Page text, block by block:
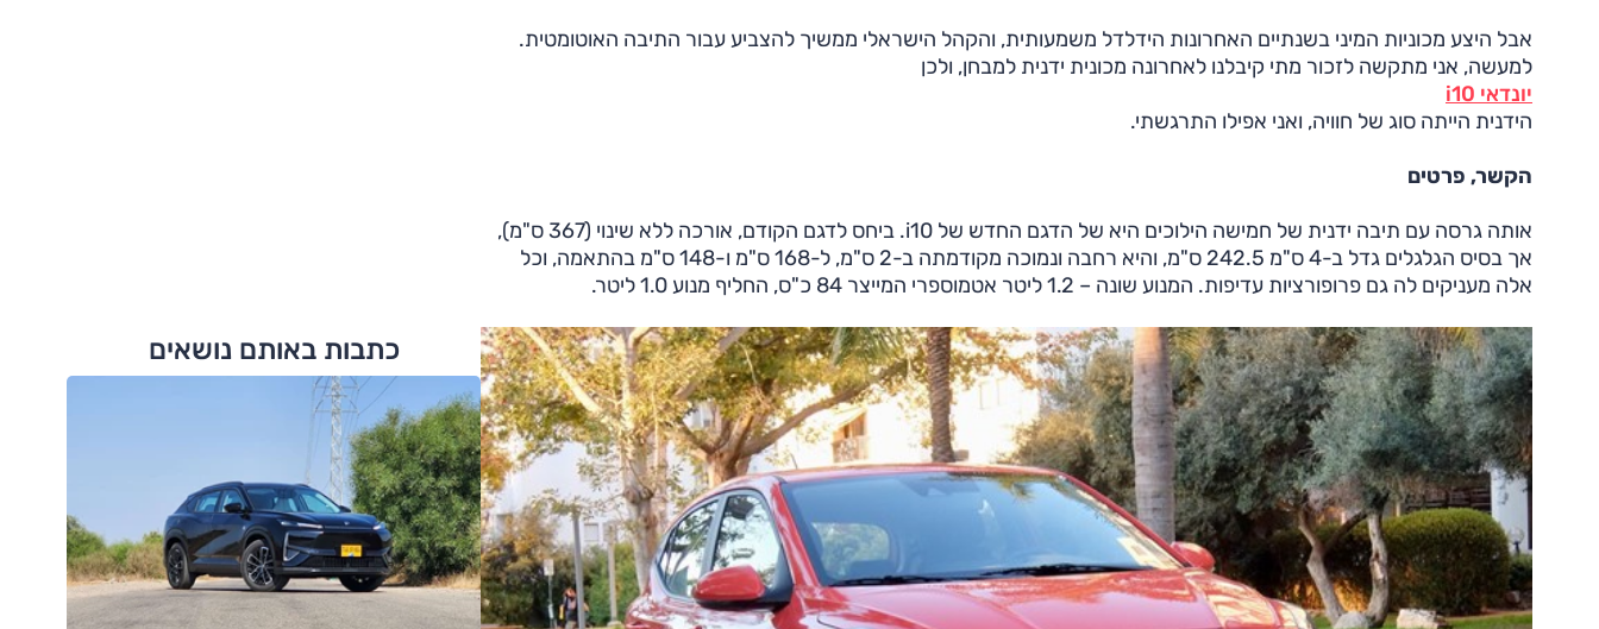
אבל היצע מכוניות המיני בשנתיים האחרונות הידלדל משמעותית, והקהל הישראלי ממשיך להצביע עבור התיבה האוטומטית.
למעשה, אני מתקשה לזכור מתי קיבלנו לאחרונה מכונית ידנית למבחן, ולכן
יונדאי i10
הידנית הייתה סוג של חוויה, ואני אפילו התרגשתי.
הקשר, פרטים
אותה גרסה עם תיבה ידנית של חמישה הילוכים היא של הדגם החדש של i10. ביחס לדגם הקודם, אורכה ללא שינוי (367 ס"מ),
אך בסיס הגלגלים גדל ב-4 ס"מ 242.5 ס"מ, והיא רחבה ונמוכה מקודמתה ב-2 ס"מ, ל-168 ס"מ ו-148 ס"מ בהתאמה, וכל
אלה מעניקים לה גם פרופורציות עדיפות. המנוע שונה – 1.2 ליטר אטמוספרי המייצר 84 כ"ס, החליף מנוע 1.0 ליטר.
כתבות באותם נושאים